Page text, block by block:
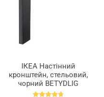
ІКЕА Настінний
кронштейн, стельовий,
чорний BETYDLIG
БЕТІДЛІГ, 602.172.28